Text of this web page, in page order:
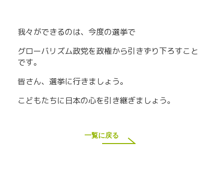
我々ができるのは、今度の選挙で
グローバリズム政党を政権から引きずり下ろすこと
です。
皆さん、選挙に行きましょう。
こどもたちに日本の心を引き継ぎましょう。
一覧に戻る